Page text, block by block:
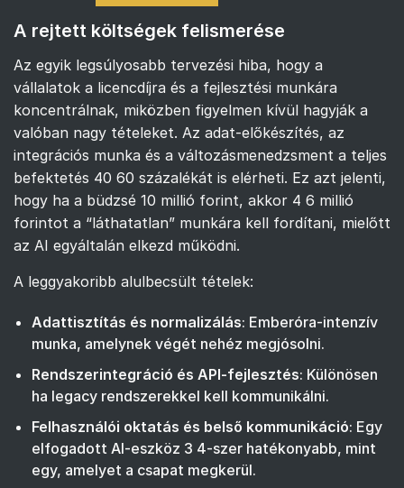
A rejtett költségek felismerése
Az egyik legsúlyosabb tervezési hiba, hogy a
vállalatok a licencdíjra és a fejlesztési munkára
koncentrálnak, miközben figyelmen kívül hagyják a
valóban nagy tételeket. Az adat-előkészítés, az
integrációs munka és a változásmenedzsment a teljes
befektetés 40 60 százalékát is elérheti. Ez azt jelenti,
hogy ha a büdzsé 10 millió forint, akkor 4 6 millió
forintot a “láthatatlan” munkára kell fordítani, mielőtt
az AI egyáltalán elkezd működni.
A leggyakoribb alulbecsült tételek:
Adattisztítás és normalizálás: Emberóra-intenzív
munka, amelynek végét nehéz megjósolni.
Rendszerintegráció és API-fejlesztés: Különösen
ha legacy rendszerekkel kell kommunikálni.
Felhasználói oktatás és belső kommunikáció: Egy
elfogadott AI-eszköz 3 4-szer hatékonyabb, mint
egy, amelyet a csapat megkerül.